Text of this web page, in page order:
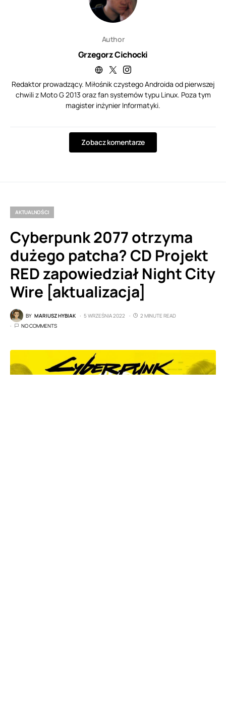
Author
Grzegorz Cichocki
Redaktor prowadzący. Miłośnik czystego Androida od pierwszej
chwili z Moto G 2013 oraz fan systemów typu Linux. Poza tym
magister inżynier Informatyki.
Zobacz komentarze
AKTUALNOŚCI
Cyberpunk 2077 otrzyma
dużego patcha? CD Projekt
RED zapowiedział Night City
Wire [aktualizacja]
BY MARIUSZ HYBIAK 5 WRZEŚNIA 2022
2 MINUTE READ
NO COMMENTS